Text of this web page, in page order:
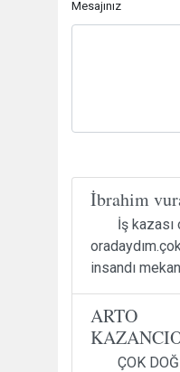
Mesajınız
İbrahim
İş kazası
insandı
ARTO
ÇOK